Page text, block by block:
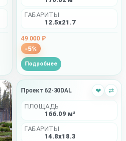
ГАБАРИТЫ
12.5x21.7
49 000 ₽
-5%
Подробнее
Проект 62-30DAL ❤ ⇄
ПЛОЩАДЬ
166.09 м²
ГАБАРИТЫ
14.8x18.3